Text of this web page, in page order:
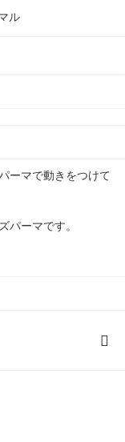
ル
ーマで動きをつけて
パーマです。